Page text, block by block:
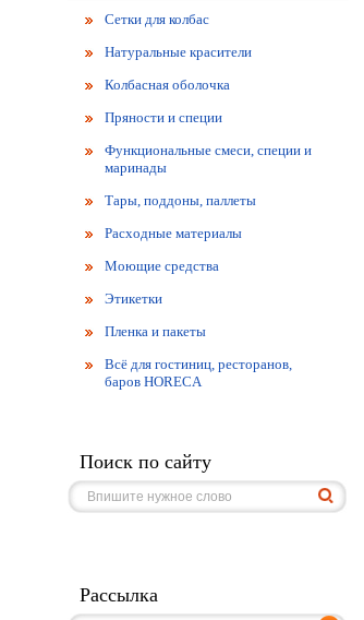
Сетки для колбас
Натуральные красители
Колбасная оболочка
Пряности и специи
Функциональные смеси, специи и
маринады
Тары, поддоны, паллеты
Расходные материалы
Моющие средства
Этикетки
Пленка и пакеты
Всё для гостиниц, ресторанов,
баров HORECA
Поиск по сайту
Рассылка